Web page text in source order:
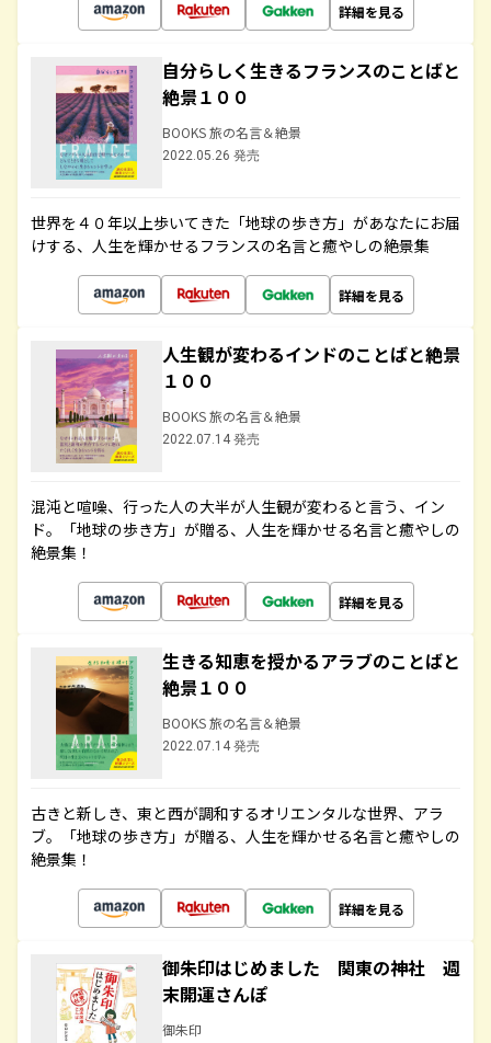
詳細を見る
自分らしく生きるフランスのことばと
絶景１００
BOOKS 旅の名言＆絶景
2022.05.26 発売
世界を４０年以上歩いてきた「地球の歩き方」があなたにお届
けする、人生を輝かせるフランスの名言と癒やしの絶景集
詳細を見る
人生観が変わるインドのことばと絶景
１００
BOOKS 旅の名言＆絶景
2022.07.14 発売
混沌と喧噪、行った人の大半が人生観が変わると言う、イン
ド。「地球の歩き方」が贈る、人生を輝かせる名言と癒やしの
絶景集！
詳細を見る
生きる知恵を授かるアラブのことばと
絶景１００
BOOKS 旅の名言＆絶景
2022.07.14 発売
古きと新しき、東と西が調和するオリエンタルな世界、アラ
ブ。「地球の歩き方」が贈る、人生を輝かせる名言と癒やしの
絶景集！
詳細を見る
御朱印はじめました 関東の神社 週
末開運さんぽ
御朱印